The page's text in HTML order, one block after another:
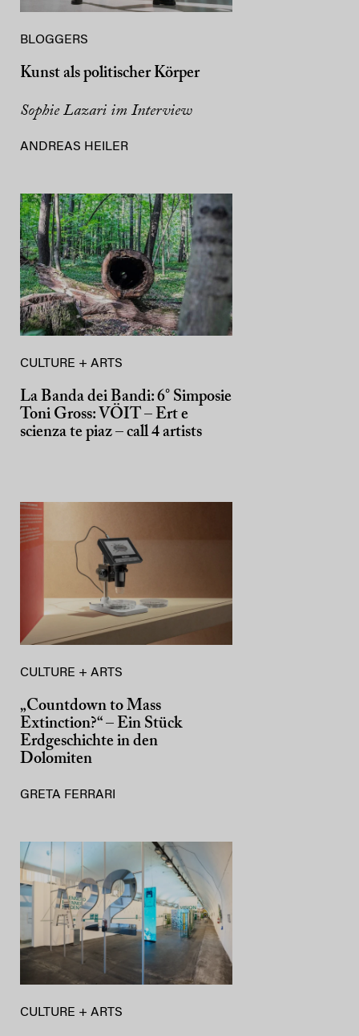
BLOGGERS
Kunst als politischer Körper
Sophie Lazari im Interview
ANDREAS HEILER
CULTURE + ARTS
La Banda dei Bandi: 6° Simposie
Toni Gross: VÖIT – Ert e
scienza te piaz – call 4 artists
CULTURE + ARTS
„Countdown to Mass
Extinction?“ – Ein Stück
Erdgeschichte in den
Dolomiten
GRETA FERRARI
CULTURE + ARTS